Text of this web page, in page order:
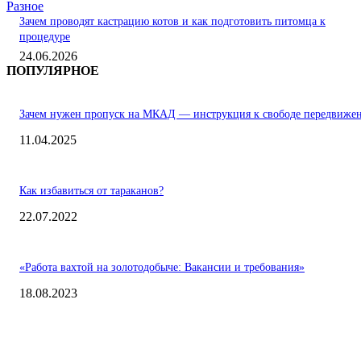
Разное
Зачем проводят кастрацию котов и как подготовить питомца к
процедуре
24.06.2026
ПОПУЛЯРНОЕ
Зачем нужен пропуск на МКАД — инструкция к свободе
11.04.2025
Как избавиться от тараканов?
22.07.2022
«Работа вахтой на золотодобыче: Вакансии и требования»
18.08.2023